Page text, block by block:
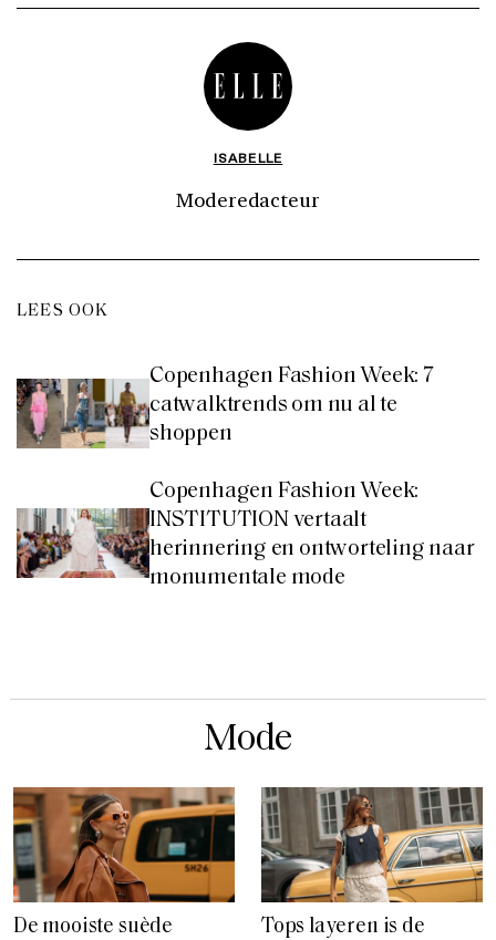
ISABELLE
Moderedacteur
LEES OOK
Copenhagen Fashion Week: 7
catwalktrends om nu al te
shoppen
Copenhagen Fashion Week:
INSTITUTION vertaalt
herinnering en ontworteling naar
monumentale mode
Mode
De mooiste suède
Tops layeren is de